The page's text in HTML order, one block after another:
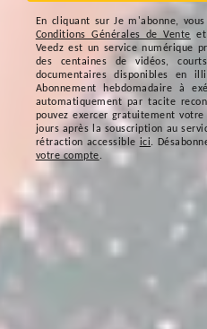
En cliquant surJe m'abonne,
Conditions Générales de Vente et
Veedz est un service numérique
des centaines de vidéos,
documentaires disponibles en
Abonnement hebdomadaire à
automatiquement par tacite
pouvez exercer gratuitement
jours après la souscription au
rétraction accessible ici.
votre compte.